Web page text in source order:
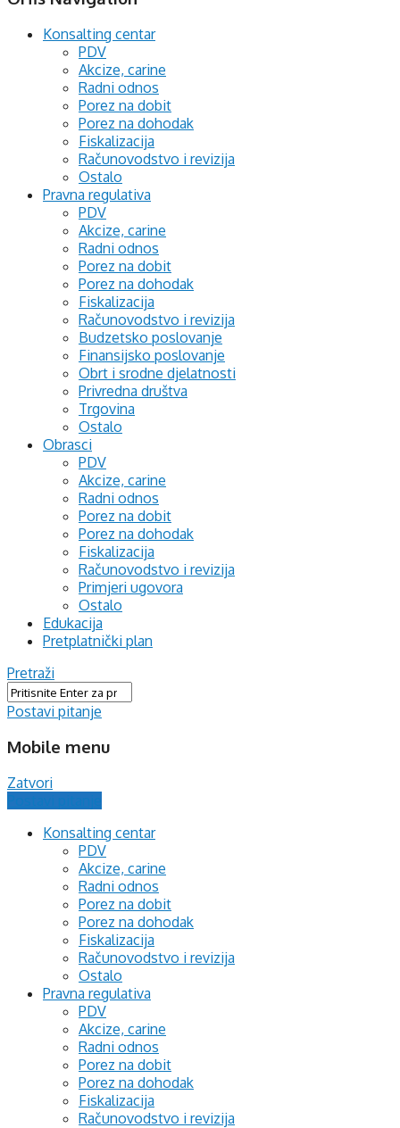
Konsalting centar
PDV
Akcize, carine
Radni odnos
Porez na dobit
Porez na dohodak
Fiskalizacija
Računovodstvo i revizija
Ostalo
Pravna regulativa
PDV
Akcize, carine
Radni odnos
Porez na dobit
Porez na dohodak
Fiskalizacija
Računovodstvo i revizija
Budzetsko poslovanje
Finansijsko poslovanje
Obrt i srodne djelatnosti
Privredna društva
Trgovina
Ostalo
Obrasci
PDV
Akcize, carine
Radni odnos
Porez na dobit
Porez na dohodak
Fiskalizacija
Računovodstvo i revizija
Primjeri ugovora
Ostalo
Edukacija
Pretplatnički plan
Pretraži
Postavi pitanje
Mobile menu
Zatvori
Konsalting centar
PDV
Akcize, carine
Radni odnos
Porez na dobit
Porez na dohodak
Fiskalizacija
Računovodstvo i revizija
Ostalo
Pravna regulativa
PDV
Akcize, carine
Radni odnos
Porez na dobit
Porez na dohodak
Fiskalizacija
Računovodstvo i revizija